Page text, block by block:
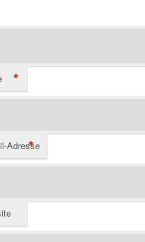
*
Adresse
*